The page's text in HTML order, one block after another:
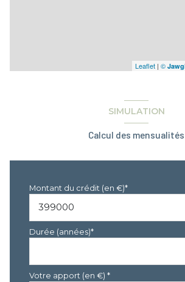
Leaflet | © Jawg
SIMULATION
Calcul des mensualités
Montant du crédit (en €)*
Durée (années)*
Votre apport (en €) *